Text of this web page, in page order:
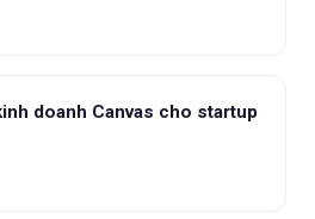
doanh Canvas cho startup